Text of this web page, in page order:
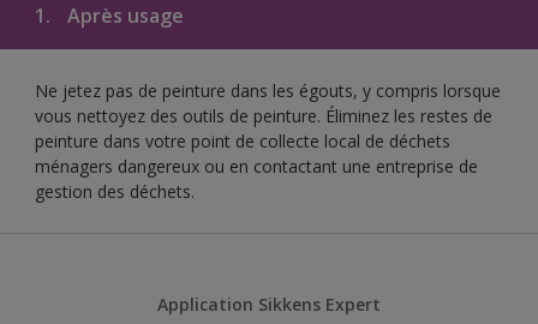
1. Après usage
Ne jetez pas de peinture dans les égouts, y compris lorsque
vous nettoyez des outils de peinture. Éliminez les restes de
peinture dans votre point de collecte local de déchets
ménagers dangereux ou en contactant une entreprise de
gestion des déchets.
Application Sikkens Expert